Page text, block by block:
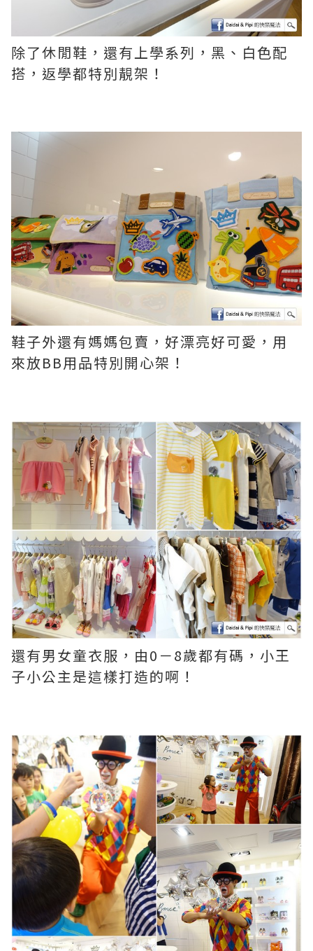
除了休閒鞋，還有上學系列，黑、白色配
搭，返學都特別靚架！
鞋子外還有媽媽包賣，好漂亮好可愛，用
來放BB用品特別開心架！
還有男女童衣服，由0－8歲都有碼，小王
子小公主是這樣打造的啊！